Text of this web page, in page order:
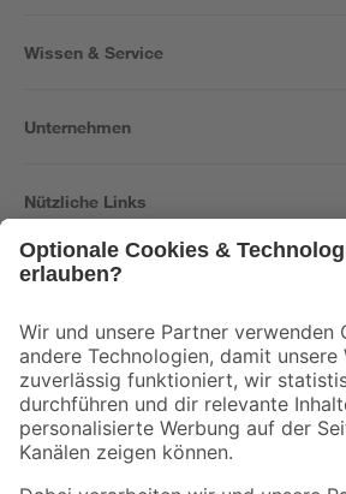
Wissen & Service
Unternehmen
Nützliche Links
Der toom Newsletter: Keine Angebote und
Zur Newsletter Anmeldung
Folge uns